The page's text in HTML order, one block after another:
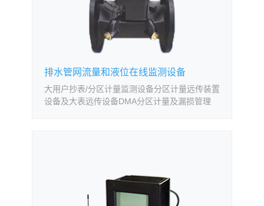
排水管网流量和液位在线监测设备
大用户抄表/分区计量监测设备分区计量远传装置
设备及大表远传设备DMA分区计量及漏损管理